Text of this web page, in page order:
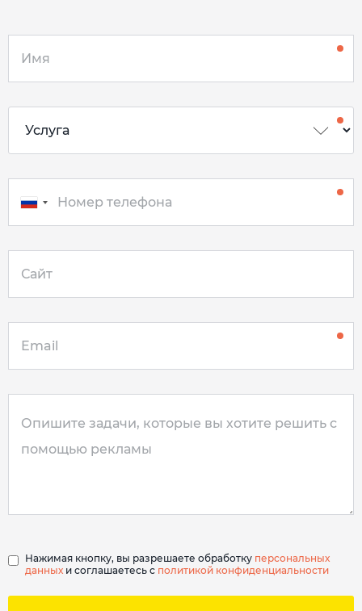
Нажимая кнопку, вы разрешаете обработку персональных
данных и соглашаетесь с политикой конфиденциальности